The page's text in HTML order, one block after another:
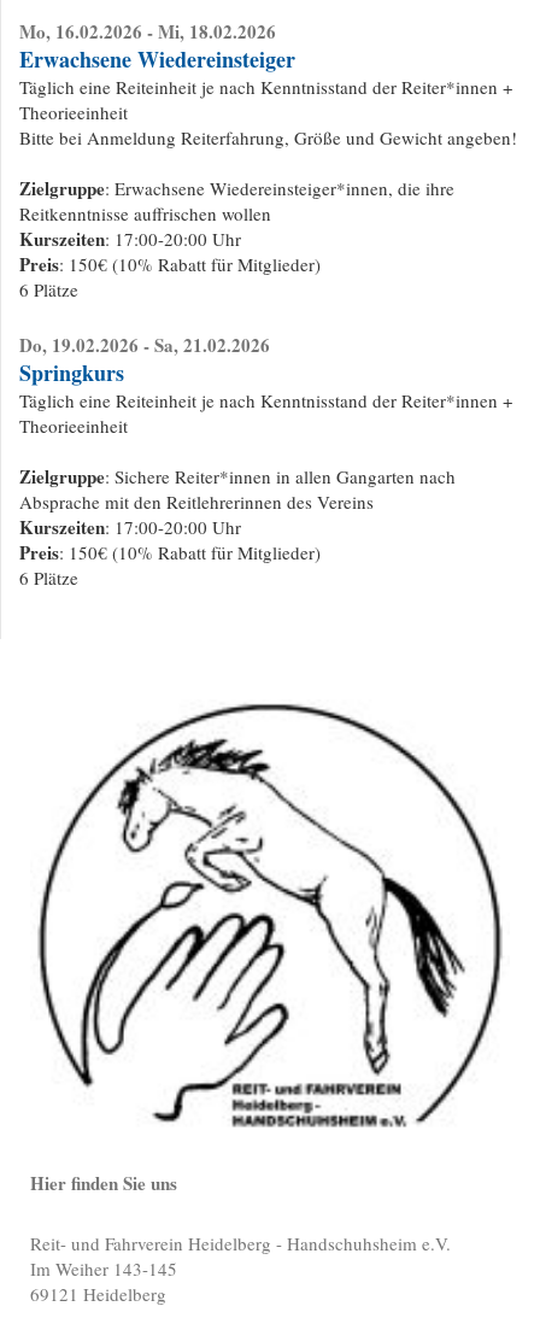
Mo, 16.02.2026 - Mi, 18.02.2026
Erwachsene Wiedereinsteiger
Täglich eine Reiteinheit je nach Kenntnisstand der Reiter*innen +
Theorieeinheit
Bitte bei Anmeldung Reiterfahrung, Größe und Gewicht angeben!
Zielgruppe: Erwachsene Wiedereinsteiger*innen, die ihre
Reitkenntnisse auffrischen wollen
Kurszeiten: 17:00-20:00 Uhr
Preis: 150€ (10% Rabatt für Mitglieder)
6 Plätze
Do, 19.02.2026 - Sa, 21.02.2026
Springkurs
Täglich eine Reiteinheit je nach Kenntnisstand der Reiter*innen +
Theorieeinheit
Zielgruppe: Sichere Reiter*innen in allen Gangarten nach
Absprache mit den Reitlehrerinnen des Vereins
Kurszeiten: 17:00-20:00 Uhr
Preis: 150€ (10% Rabatt für Mitglieder)
6 Plätze
Hier finden Sie uns
Reit- und Fahrverein Heidelberg - Handschuhsheim e.V.
Im Weiher 143-145
69121 Heidelberg